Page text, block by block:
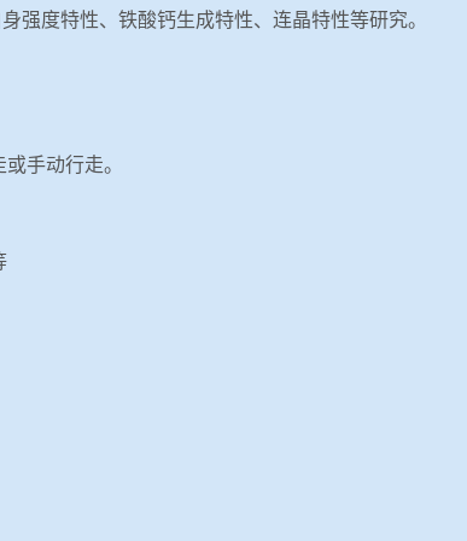
强度特性、铁酸钙生成特性、连晶特性等研究。
手动行走。